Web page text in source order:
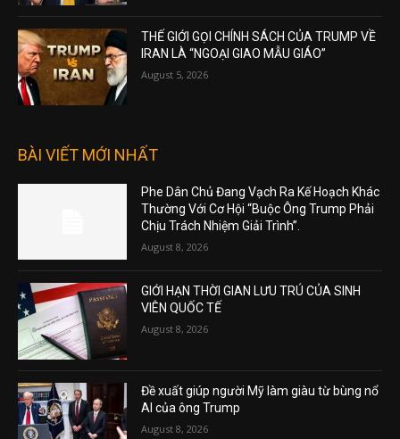
THẾ GIỚI GỌI CHÍNH SÁCH CỦA TRUMP VỀ
IRAN LÀ “NGOẠI GIAO MẪU GIÁO”
August 5, 2026
BÀI VIẾT MỚI NHẤT
Phe Dân Chủ Đang Vạch Ra Kế Hoạch Khác
Thường Với Cơ Hội “Buộc Ông Trump Phải
Chịu Trách Nhiệm Giải Trình”.
August 8, 2026
GIỚI HẠN THỜI GIAN LƯU TRÚ CỦA SINH
VIÊN QUỐC TẾ
August 8, 2026
Đề xuất giúp người Mỹ làm giàu từ bùng nổ
AI của ông Trump
August 8, 2026